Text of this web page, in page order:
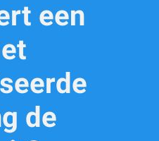
een
de